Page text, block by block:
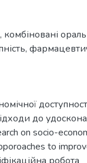
, комбіновані
,
до
on socio-
to